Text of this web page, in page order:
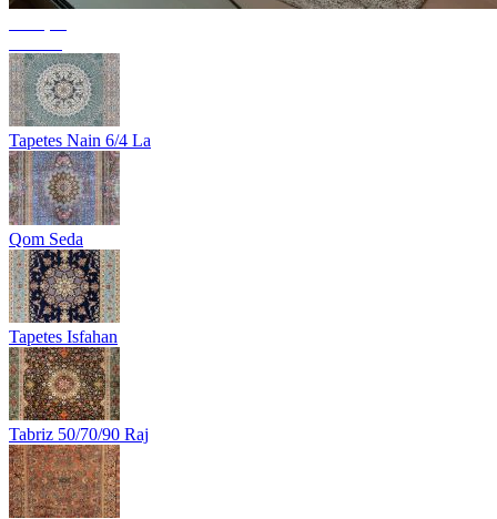
Tapetes Nain 6/4 La
Qom Seda
Tapetes Isfahan
Tabriz 50/70/90 Raj